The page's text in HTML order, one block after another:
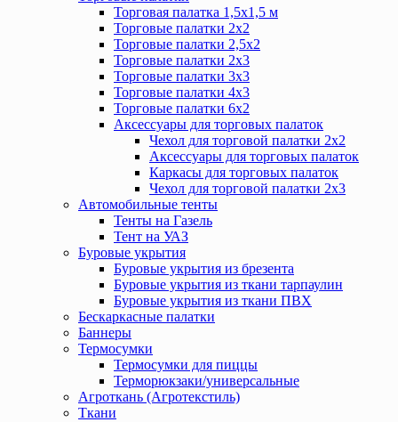
Торговая палатка 1,5х1,5 м
Торговые палатки 2х2
Торговые палатки 2,5х2
Торговые палатки 2х3
Торговые палатки 3х3
Торговые палатки 4х3
Торговые палатки 6х2
Аксессуары для торговых палаток
Чехол для торговой палатки 2х2
Аксессуары для торговых палаток
Каркасы для торговых палаток
Чехол для торговой палатки 2х3
Автомобильные тенты
Тенты на Газель
Тент на УАЗ
Буровые укрытия
Буровые укрытия из брезента
Буровые укрытия из ткани тарпаулин
Буровые укрытия из ткани ПВХ
Бескаркасные палатки
Баннеры
Термосумки
Термосумки для пиццы
Терморюкзаки/универсальные
Агроткань (Агротекстиль)
Ткани